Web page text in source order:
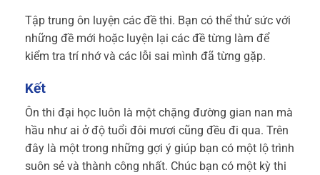
Tập trung ôn luyện các đề thi. Bạn có thể thử sức với
những đề mới hoặc luyện lại các đề từng làm để
kiểm tra trí nhớ và các lỗi sai mình đã từng gặp.
Kết
Ôn thi đại học luôn là một chặng đường gian nan mà
hầu như ai ở độ tuổi đôi mươi cũng đều đi qua. Trên
đây là một trong những gợi ý giúp bạn có một lộ trình
suôn sẻ và thành công nhất. Chúc bạn có một kỳ thi